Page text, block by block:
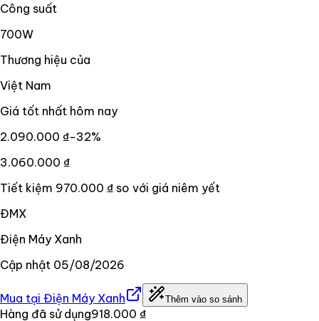
Công suất
700W
Thương hiệu của
Việt Nam
Giá tốt nhất hôm nay
2.090.000 ₫−32%
3.060.000 ₫
Tiết kiệm 970.000 ₫ so với giá niêm yết
ĐMX
Điện Máy Xanh
Cập nhật 05/08/2026
Mua tại Điện Máy Xanh Thêm vào so sánh
Hàng đã sử dụng918.000 ₫